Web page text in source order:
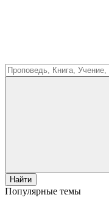
Найти
Популярные темы